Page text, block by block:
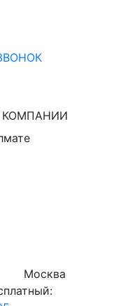
Москва